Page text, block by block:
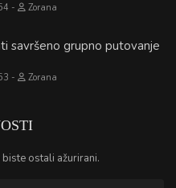
Zorana
savršeno grupno putovanje
Zorana
ostali ažurirani.